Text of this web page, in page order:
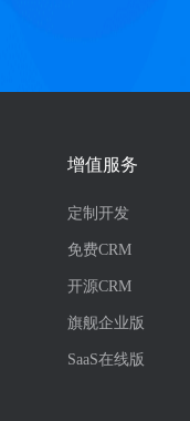
增值服务
定制开发
免费CRM
开源CRM
旗舰企业版
SaaS在线版